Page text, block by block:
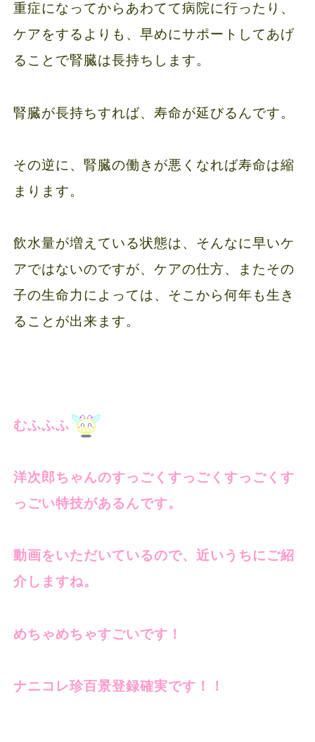
重症になってからあわてて病院に行ったり、
ケアをするよりも、早めにサポートしてあげ
ることで腎臓は長持ちします。
腎臓が長持ちすれば、寿命が延びるんです。
その逆に、腎臓の働きが悪くなれば寿命は縮
まります。
飲水量が増えている状態は、そんなに早いケ
アではないのですが、ケアの仕方、またその
子の生命力によっては、そこから何年も生き
ることが出来ます。
むふふふ
洋次郎ちゃんのすっごくすっごくすっごくす
っごい特技があるんです。
動画をいただいているので、近いうちにご紹
介しますね。
めちゃめちゃすごいです！
ナニコレ珍百景登録確実です！！